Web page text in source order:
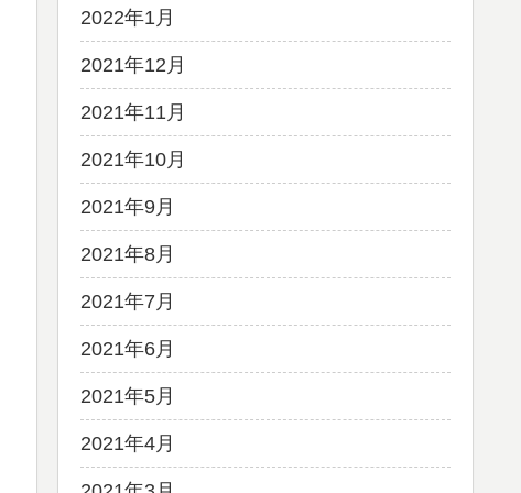
2022年1月
2021年12月
2021年11月
2021年10月
2021年9月
2021年8月
2021年7月
2021年6月
2021年5月
2021年4月